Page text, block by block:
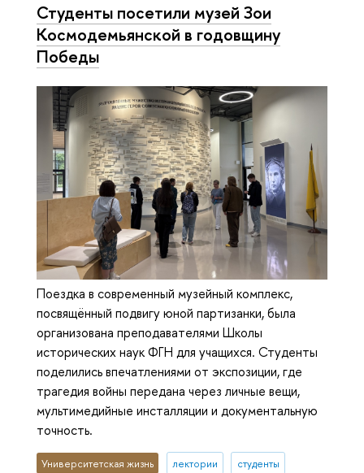
Студенты посетили музей Зои
Космодемьянской в годовщину
Победы
Поездка в современный музейный комплекс,
посвящённый подвигу юной партизанки, была
организована преподавателями Школы
исторических наук ФГН для учащихся. Студенты
поделились впечатлениями от экспозиции, где
трагедия войны передана через личные вещи,
мультимедийные инсталляции и документальную
точность.
Университетская жизнь лектории студенты